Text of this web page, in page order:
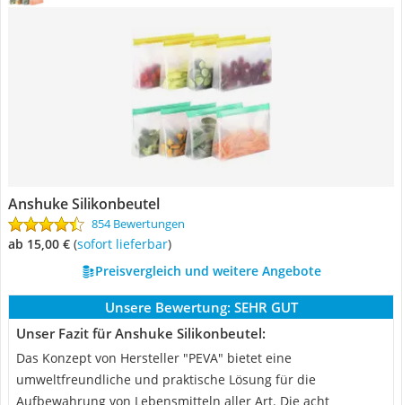
Anshuke Silikonbeutel
854 Bewertungen
ab 15,00 € ( Sofort lieferbar)
Preisvergleich und weitere Angebote
Unsere Bewertung: SEHR GUT
Unser Fazit für Anshuke Silikonbeutel:
Das Konzept von Hersteller "PEVA" bietet eine
umweltfreundliche und praktische Lösung für die
Aufbewahrung von Lebensmitteln aller Art. Die acht